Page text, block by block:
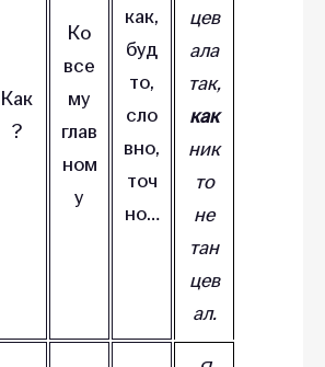
Как
?
Ко
все
му
глав
ном
у
как,
буд
то,
сло
вно,
точ
но…
цев
ала
так,
как
ник
то
не
тан
цев
ал.